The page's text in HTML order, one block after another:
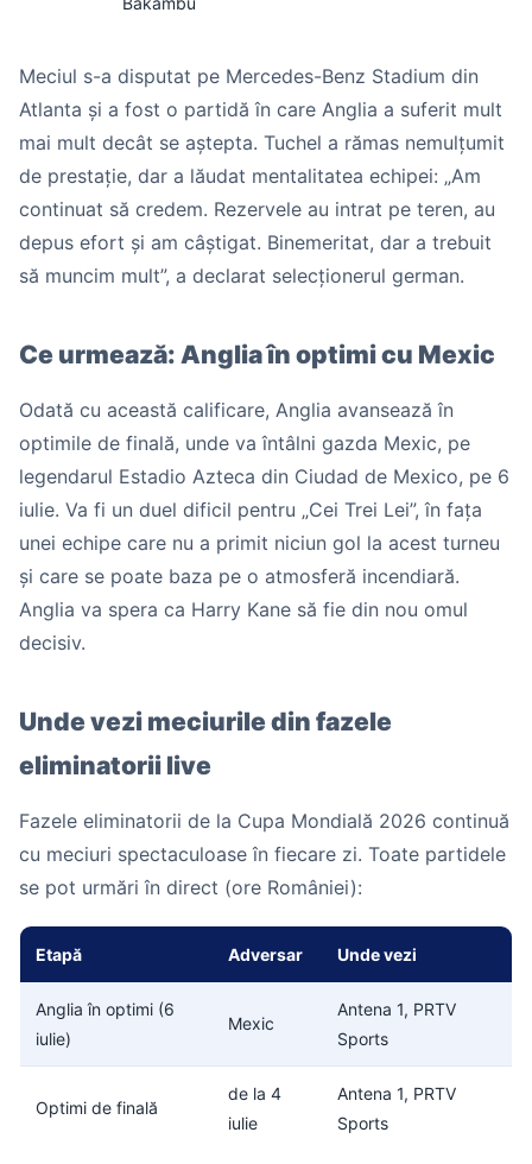
Meciul s-a disputat pe Mercedes-Benz Stadium din
Atlanta și a fost o partidă în care Anglia a suferit mult
mai mult decât se aștepta. Tuchel a rămas nemulțumit
de prestație, dar a lăudat mentalitatea echipei: „Am
continuat să credem. Rezervele au intrat pe teren, au
depus efort și am câștigat. Binemeritat, dar a trebuit
să muncim mult”, a declarat selecționerul german.
Ce urmează: Anglia în optimi cu Mexic
Odată cu această calificare, Anglia avansează în
optimile de finală, unde va întâlni gazda Mexic, pe
legendarul Estadio Azteca din Ciudad de Mexico, pe 6
iulie. Va fi un duel dificil pentru „Cei Trei Lei”, în fața
unei echipe care nu a primit niciun gol la acest turneu
și care se poate baza pe o atmosferă incendiară.
Anglia va spera ca Harry Kane să fie din nou omul
decisiv.
Unde vezi meciurile din fazele
eliminatorii live
Fazele eliminatorii de la Cupa Mondială 2026 continuă
cu meciuri spectaculoase în fiecare zi. Toate partidele
se pot urmări în direct (ore României):
Etapă Adversar Unde vezi
Anglia în optimi (6
iulie)
Mexic
Antena 1, PRTV
Sports
Optimi de finală
de la 4
iulie
Antena 1, PRTV
Sports